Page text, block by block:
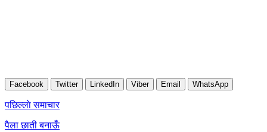
Facebook Twitter LinkedIn Viber Email WhatsApp
Post
navigation
पछिल्लाे समाचार
पैला छाती बनाऊँ